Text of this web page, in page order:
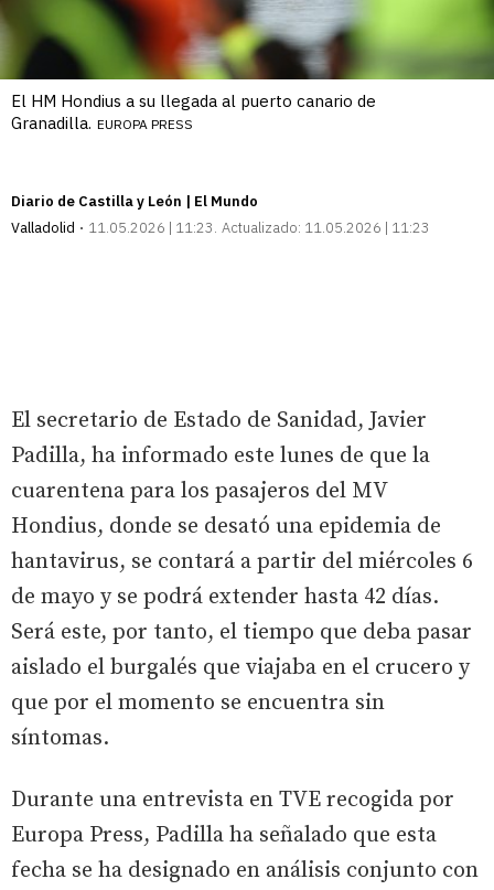
El HM Hondius a su llegada al puerto canario de
Granadilla. EUROPA PRESS
Diario de Castilla y León | El Mundo
Valladolid
11.05.2026 | 11:23 Actualizado: 11.05.2026 | 11:23
El secretario de Estado de Sanidad, Javier
Padilla, ha informado este lunes de que la
cuarentena para los pasajeros del MV
Hondius, donde se desató una epidemia de
hantavirus, se contará a partir del miércoles 6
de mayo y se podrá extender hasta 42 días.
Será este, por tanto, el tiempo que deba pasar
aislado el burgalés que viajaba en el crucero y
que por el momento se encuentra sin
síntomas.
Durante una entrevista en TVE recogida por
Europa Press, Padilla ha señalado que esta
fecha se ha designado en análisis conjunto con